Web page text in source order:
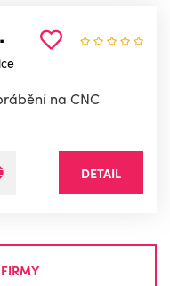
na CNC
DETAIL